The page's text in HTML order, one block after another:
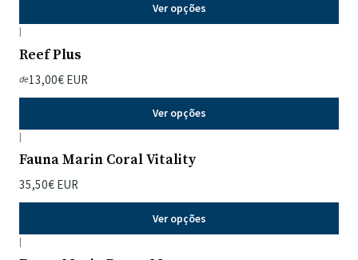
Ver opções
|
Reef Plus
de13,00€ EUR
Ver opções
|
Fauna Marin Coral Vitality
35,50€ EUR
Ver opções
|